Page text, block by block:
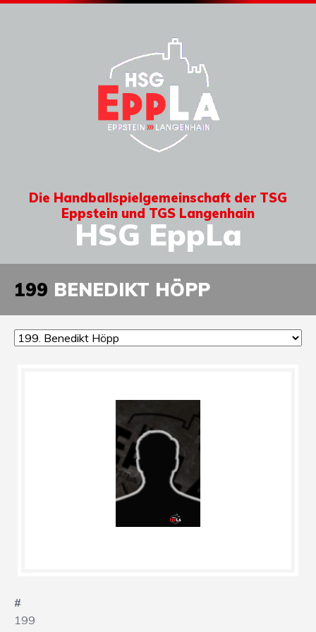
Die Handballspielgemeinschaft der TSG
Eppstein und TGS Langenhain
HSG EppLa
199 BENEDIKT HÖPP
#
199